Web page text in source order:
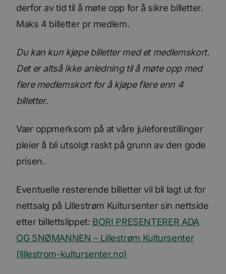
derfor av tid til å møte opp for å sikre billetter.
Maks 4 billetter pr medlem.
Du kan kun kjøpe billetter med et medlemskort.
Det er altså ikke anledning til å møte opp med
flere medlemskort for å kjøpe flere enn 4
billetter.
Vær oppmerksom på at våre juleforestillinger
pleier å bli utsolgt raskt på grunn av den gode
prisen.
Eventuelle resterende billetter vil bli lagt ut for
nettsalg på Lillestrøm Kultursenter sin nettside
etter billettslippet: BORI PRESENTERER ADA
OG SNØMANNEN – Lillestrøm Kultursenter
(lillestrom-kultursenter.no)